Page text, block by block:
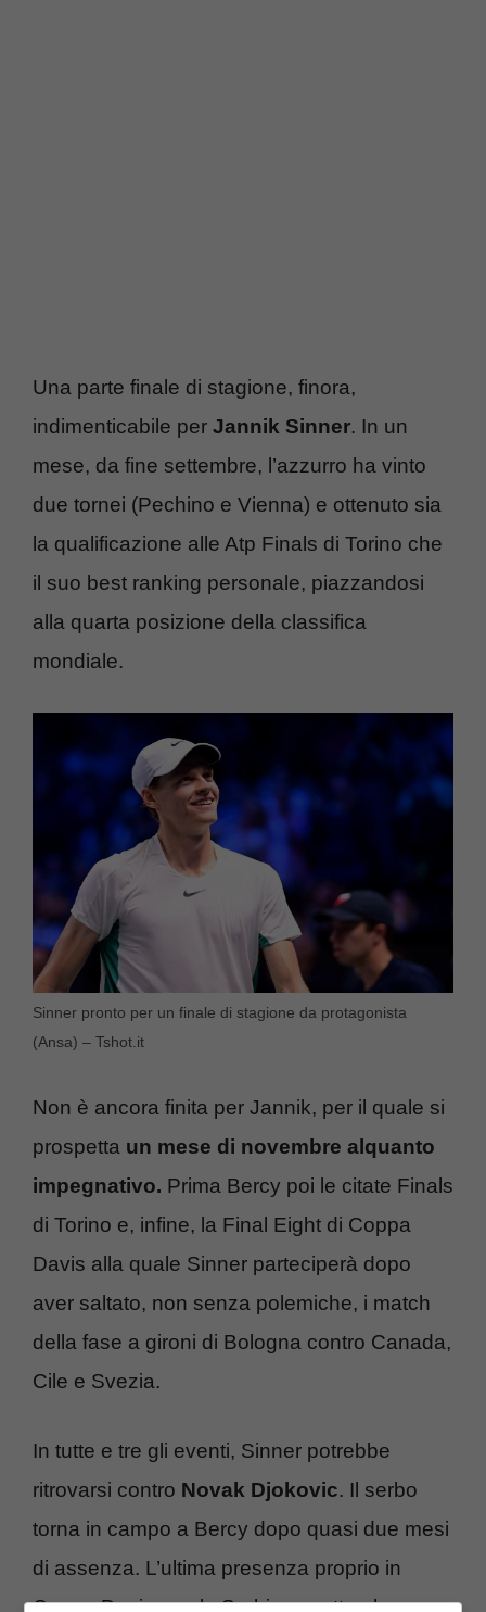
Una parte finale di stagione, finora,
indimenticabile per Jannik Sinner. In un
mese, da fine settembre, l’azzurro ha vinto
due tornei (Pechino e Vienna) e ottenuto sia
la qualificazione alle Atp Finals di Torino che
il suo best ranking personale, piazzandosi
alla quarta posizione della classifica
mondiale.
Sinner pronto per un finale di stagione da protagonista
(Ansa) – Tshot.it
Non è ancora finita per Jannik, per il quale si
prospetta un mese di novembre alquanto
impegnativo. Prima Bercy poi le citate Finals
di Torino e, infine, la Final Eight di Coppa
Davis alla quale Sinner parteciperà dopo
aver saltato, non senza polemiche, i match
della fase a gironi di Bologna contro Canada,
Cile e Svezia.
In tutte e tre gli eventi, Sinner potrebbe
ritrovarsi contro Novak Djokovic. Il serbo
torna in campo a Bercy dopo quasi due mesi
di assenza. L’ultima presenza proprio in